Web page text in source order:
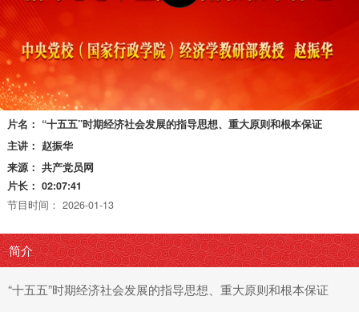
片名： “十五五”时期经济社会发展的指导思想、重大原则和根本保证
主讲： 赵振华
来源： 共产党员网
片长： 02:07:41
节目时间： 2026-01-13
简介
“十五五”时期经济社会发展的指导思想、重大原则和根本保证